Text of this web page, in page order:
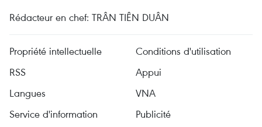
Rédacteur en chef: TRÂN TIÊN DUÂN
Propriété intellectuelle
Conditions d'utilisation
RSS
Appui
Langues
VNA
Service d'information
Publicité